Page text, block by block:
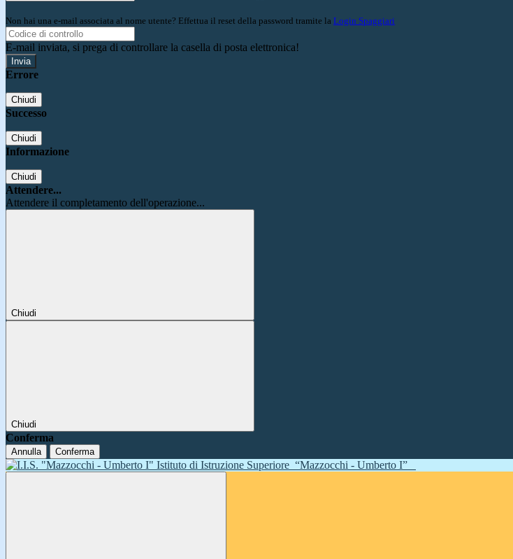
Non hai una e-mail associata al nome utente? Effettua il reset della password tramite la Login Spaggiari
E-mail inviata, si prega di controllare la casella di posta elettronica!
Errore
Chiudi
Successo
Chiudi
Informazione
Chiudi
Attendere...
Attendere il completamento dell'operazione...
Chiudi
Chiudi
Conferma
Annulla Conferma
Istituto di Istruzione Superiore “Mazzocchi - Umberto I”